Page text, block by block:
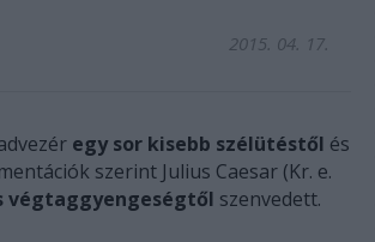
2015. 04. 17.
egy sor kisebb szélütéstől és
szerint Julius Caesar (Kr. e.
végtaggyengeségtől szenvedett.